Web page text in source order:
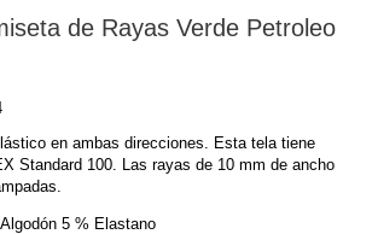
de Rayas Verde Petroleo
en ambas direcciones. Esta tela tiene
Standard 100. Las rayas de 10 mm de ancho
5 % Elastano